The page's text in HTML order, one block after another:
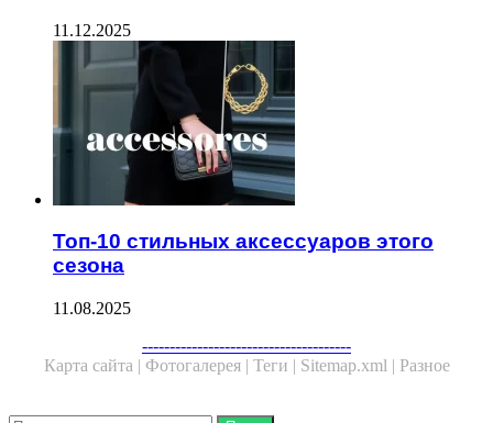
11.12.2025
Топ-10 стильных аксессуаров этого
сезона
11.08.2025
--------------------------------------
Карта сайта | Фотогалерея | Теги | Sitemap.xml | Разное